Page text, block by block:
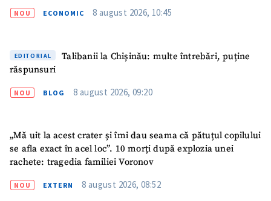
NOU ECONOMIC 8 august 2026, 10:45
EDITORIAL
Talibanii la Chișinău: multe întrebări, puține
răspunsuri
NOU BLOG 8 august 2026, 09:20
„Mă uit la acest crater și îmi dau seama că pătuțul copilului
se afla exact în acel loc”. 10 morți după explozia unei
rachete: tragedia familiei Voronov
NOU EXTERN 8 august 2026, 08:52
Nume+ Numele meu
Telefon
+ Telefon personal
Am citit și sunt de